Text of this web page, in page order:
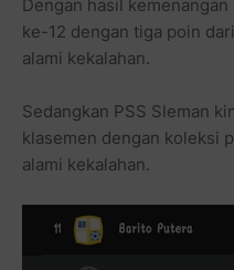
Dengan hasil
ke-12 dengan tiga poin
alami kekalahan.
Sedangkan PSS Sleman
klasemen dengan koleksi
alami kekalahan.